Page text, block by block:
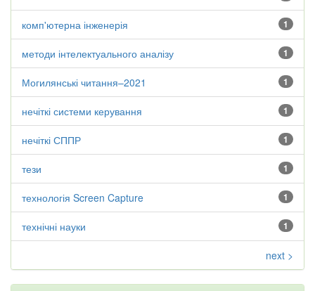
1
комп'ютерна інженерія
1
методи інтелектуального аналізу
1
Могилянські читання–2021
1
нечіткі системи керування
1
нечіткі СППР
1
тези
1
технологія Screen Capture
1
технічні науки
next >